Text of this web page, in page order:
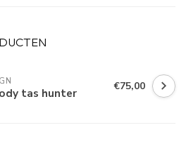
tas hunter €75,00